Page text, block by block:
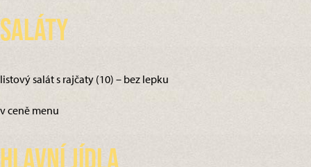
Saláty
listový salát s rajčaty (10) – bez lepku
v ceně menu
Hlavní jídla